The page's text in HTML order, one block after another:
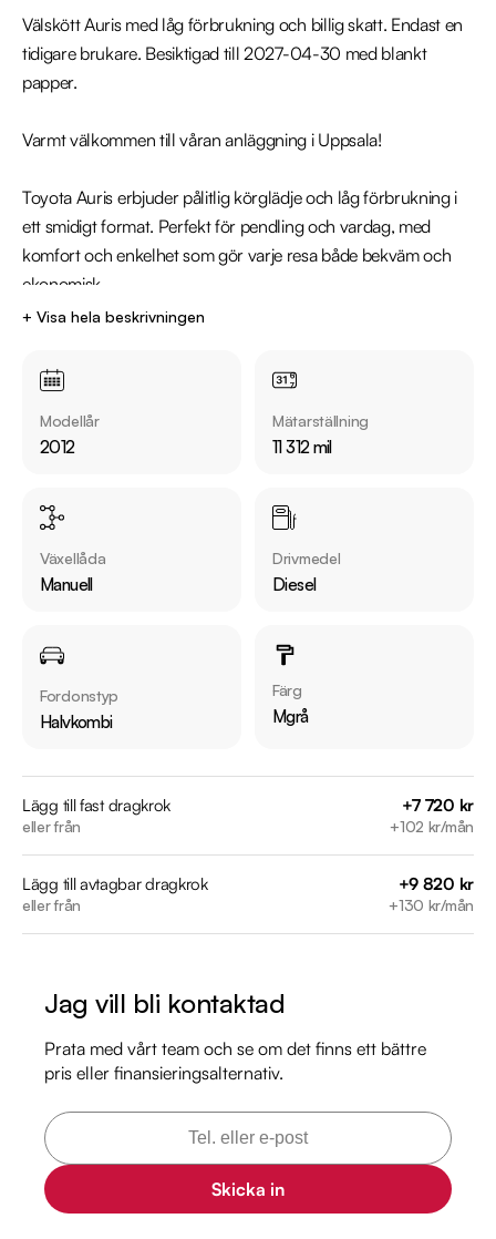
Välskött Auris med låg förbrukning och billig skatt. Endast en
tidigare brukare. Besiktigad till 2027-04-30 med blankt
papper.
Varmt välkommen till våran anläggning i Uppsala!
Toyota Auris erbjuder pålitlig körglädje och låg förbrukning i
ett smidigt format. Perfekt för pendling och vardag, med
komfort och enkelhet som gör varje resa både bekväm och
ekonomisk.
Telefon: 018-470 74 00
Mail: uppsala@riddermarkbil.se
Adress: Kungsgatan 103, 753 18, Uppsala
Årsskatt: Endast 1468kr
Besiktigad till och med 2027-04-30
Servicehistorik:
2013-03-13 - 1047 mil
2015-03-31 - 2800 mil
2016-04-21 - 3798 mil
2017-04-19 - 5104 mil
2018-07-03 - 6656 mil
2020-03-04 - 8187 mil
2021-03-10 - 8685 mil
https://www.riddermarkbil.se/kopa-bil/toyota/maj976/
för att:
• Se närbilder och film på bilen
• Reservera bilen direkt online
• Få mer info om utrustning och tillval
+ Visa hela beskrivningen
Modellår
2012
Mätarställning
11 312 mil
Växellåda
Manuell
Drivmedel
Diesel
Fordonstyp
Halvkombi
Färg
Mgrå
Lägg till fast dragkrok
eller från
+7 720 kr
+102 kr/mån
Lägg till avtagbar dragkrok
eller från
+9 820 kr
+130 kr/mån
Jag vill bli kontaktad
Prata med vårt team och se om det finns ett bättre
pris eller finansieringsalternativ.
Skicka in